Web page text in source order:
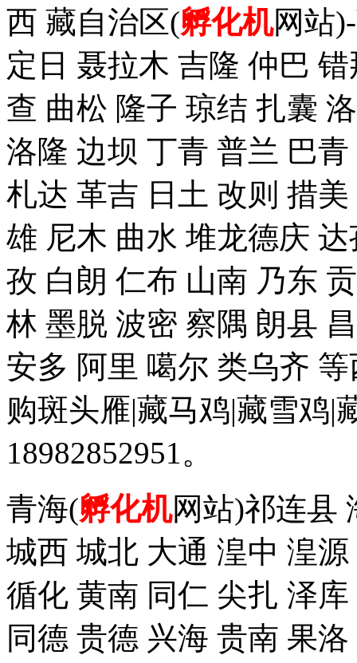
西 藏自治区(孵化机网站
定日 聂拉木 吉隆 仲巴
查 曲松 隆子 琼结 扎囊
洛隆 边坝 丁青 普兰 巴
札达 革吉 日土 改则 措
雄 尼木 曲水 堆龙德庆
孜 白朗 仁布 山南 乃东
林 墨脱 波密 察隅 朗县
安多 阿里 噶尔 类乌齐
购斑头雁|藏马鸡|藏雪鸡|
18982852951。
青海(孵化机网站)祁连县
城西 城北 大通 湟中 湟
循化 黄南 同仁 尖扎 泽
同德 贵德 兴海 贵南 果